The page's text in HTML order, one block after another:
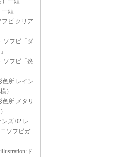
）一頭
一頭
フビ クリア
ソフビ「ダ
ソフビ「炎
色所 レイン
）
色所 メタリ
ズ 02 レ
ソフビガ
ド